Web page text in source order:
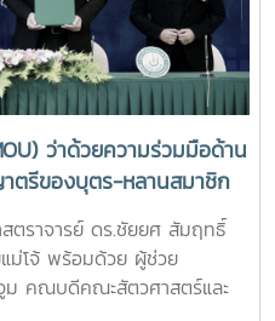
ว่าด้วยความร่วมมือด้าน
ตรีของบุตร-หลานสมาชิก
ตราจารย์ ดร.ชัยยศ สัมฤทธิ์
ม่โจ้ พร้อมด้วย ผู้ช่วย
ม คณบดีคณะสัตวศาสตร์และ